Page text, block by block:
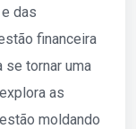
das
financeira
se tornar uma
as
moldando